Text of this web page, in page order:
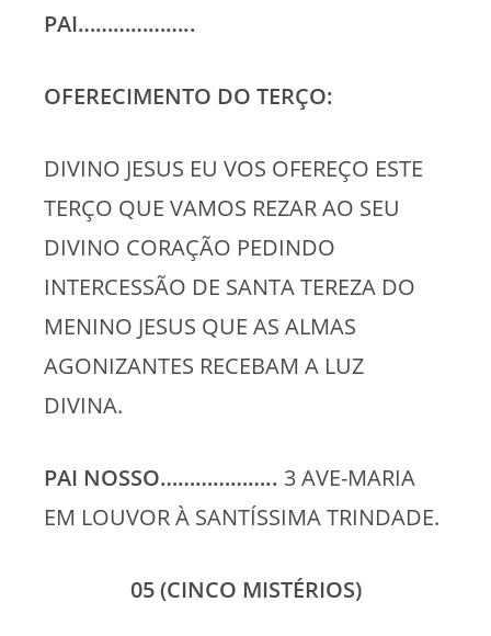
PAI………………..
OFERECIMENTO DO TERÇO:
DIVINO JESUS EU VOS OFEREÇO ESTE
TERÇO QUE VAMOS REZAR AO SEU
DIVINO CORAÇÃO PEDINDO
INTERCESSÃO DE SANTA TEREZA DO
MENINO JESUS QUE AS ALMAS
AGONIZANTES RECEBAM A LUZ
DIVINA.
PAI NOSSO……………….. 3 AVE-MARIA
EM LOUVOR À SANTÍSSIMA TRINDADE.
05 (CINCO MISTÉRIOS)